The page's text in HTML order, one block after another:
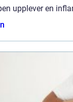
upplever en